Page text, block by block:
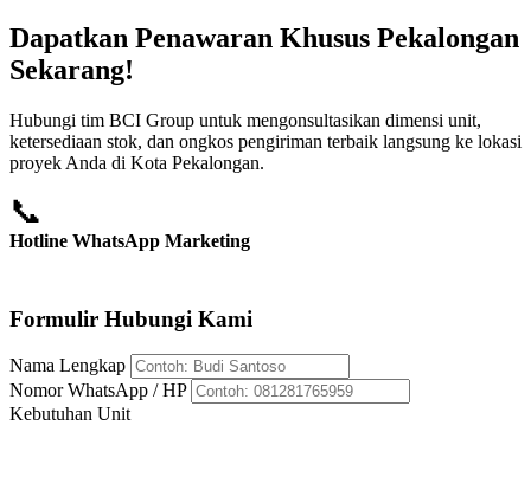
Dapatkan Penawaran Khusus Pekalongan
Sekarang!
Hubungi tim BCI Group untuk mengonsultasikan dimensi unit,
ketersediaan stok, dan ongkos pengiriman terbaik langsung ke lokasi
proyek Anda di Kota Pekalongan.
📞
Hotline WhatsApp Marketing
Formulir Hubungi Kami
Nama Lengkap
Nomor WhatsApp / HP
Kebutuhan Unit